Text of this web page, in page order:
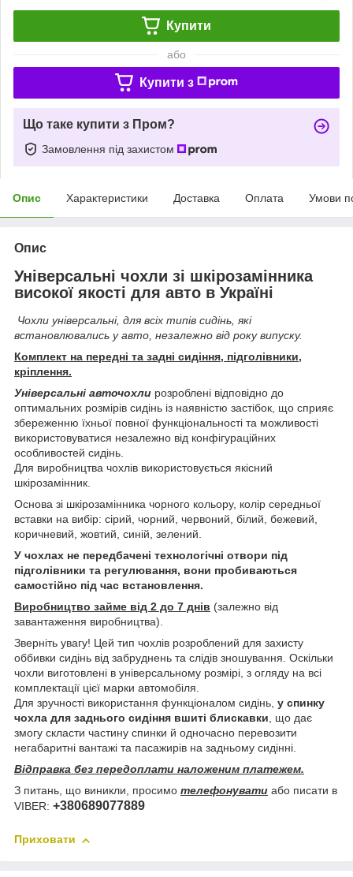
Купити
або
Купити з
Що таке купити з Пром?
Замовлення під захистом
Опис Характеристики Доставка Оплата Умови
Опис
Універсальні чохли зі шкірозамінника
високої якості для авто в Україні
Чохли універсальні, для всіх типів сидінь, які
встановлювались у авто, незалежно від року випуску.
Комплект на передні та задні сидіння, підголівники,
кріплення.
Універсальні авточохли розроблені відповідно до
оптимальних розмірів сидінь із наявністю застібок, що сприяє
збереженню їхньої повної функціональності та можливості
використовуватися незалежно від конфігураційних
особливостей сидінь.
Для виробництва чохлів використовується якісний
шкірозамінник.
Основа зі шкірозамінника чорного кольору, колір середньої
вставки на вибір: сірий, чорний, червоний, білий, бежевий,
коричневий, жовтий, синій, зелений.
У чохлах не передбачені технологічні отвори під
підголівники та регулювання, вони пробиваються
самостійно під час встановлення.
Виробництво займе від 2 до 7 днів (залежно від
завантаження виробництва).
Зверніть увагу! Цей тип чохлів розроблений для захисту
оббивки сидінь від забруднень та слідів зношування. Оскільки
чохли виготовлені в універсальному розмірі, з огляду на всі
комплектації цієї марки автомобіля.
Для зручності використання функціоналом сидінь, у спинку
чохла для заднього сидіння вшиті блискавки, що дає
змогу скласти частину спинки й одночасно перевозити
негабаритні вантажі та пасажирів на задньому сидінні.
Відправка без передоплати наложеним платежем.
З питань, що виникли, просимо телефонувати або писати в
VIBER: +380689077889
Приховати